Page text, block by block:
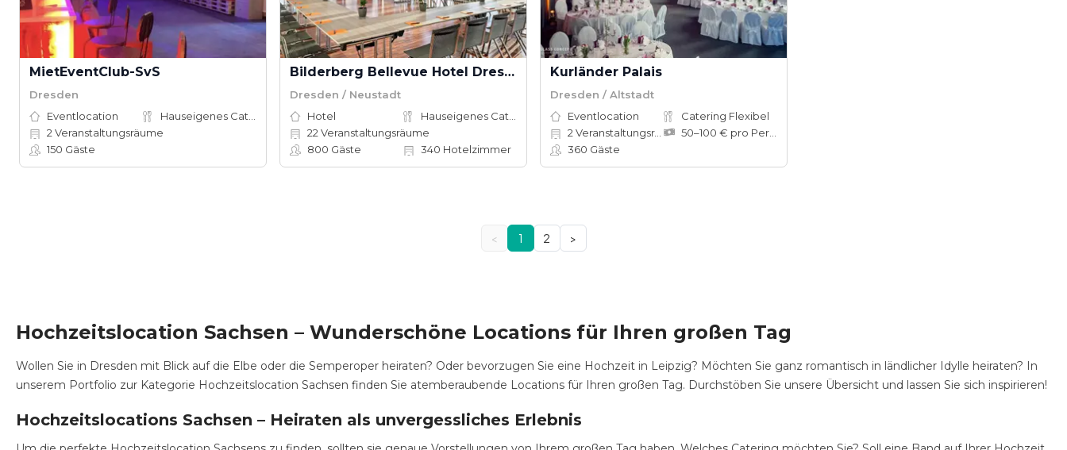
MietEventClub-SvS
Dresden
Eventlocation
2 Veranstaltungsräume
150 Gäste
Bilderberg Bellevue Hotel Dresden
Dresden / Neustadt
Hotel
22 Veranstaltungsräume
800 Gäste 340 Hotelzimmer
Kurländer Palais
Dresden / Altstadt
Eventlocation
Catering Flexibel
2 Veranstaltungsräume
360 Gäste
< 1 2 >
Hochzeitslocation Sachsen – Wunderschöne Locations für Ihren großen Tag
Wollen Sie in Dresden mit Blick auf die Elbe oder die Semperoper heiraten? Oder bevorzugen Sie eine Hochzeit in Leipzig? Möchten Sie ganz romantisch in ländlicher Idylle heiraten? In
unserem Portfolio zur Kategorie Hochzeitslocation Sachsen finden Sie atemberaubende Locations für Ihren großen Tag. Durchstöben Sie unsere Übersicht und lassen Sie sich inspirieren!
Hochzeitslocations Sachsen – Heiraten als unvergessliches Erlebnis